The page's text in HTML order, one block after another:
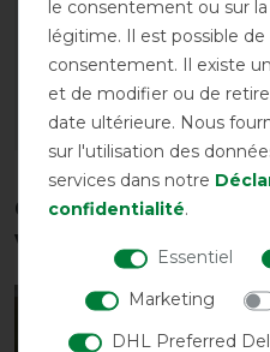
avant 69,95 €
LISTE DE SOUHAITS
Ces produits
vous intéresser
-25%
le consentement ou sur
légitime. Il est possible
consentement. Il existe
et de modifier ou de
date ultérieure. Nous
sur l'utilisation des
services dans notre
confidentialité.
Essentiel
Marketing
DHL Preferred